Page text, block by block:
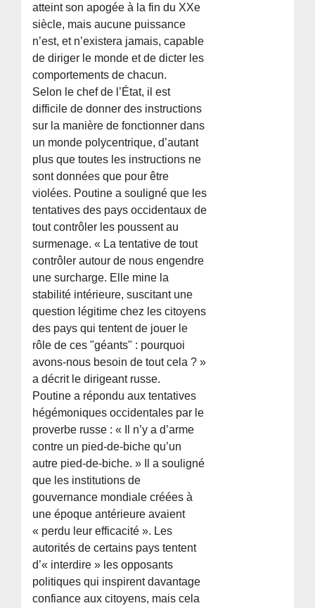
atteint son apogée à la fin du XXe
siècle, mais aucune puissance
n’est, et n’existera jamais, capable
de diriger le monde et de dicter les
comportements de chacun.
Selon le chef de l’État, il est
difficile de donner des instructions
sur la manière de fonctionner dans
un monde polycentrique, d’autant
plus que toutes les instructions ne
sont données que pour être
violées. Poutine a souligné que les
tentatives des pays occidentaux de
tout contrôler les poussent au
surmenage. « La tentative de tout
contrôler autour de nous engendre
une surcharge. Elle mine la
stabilité intérieure, suscitant une
question légitime chez les citoyens
des pays qui tentent de jouer le
rôle de ces "géants" : pourquoi
avons-nous besoin de tout cela ? »
a décrit le dirigeant russe.
Poutine a répondu aux tentatives
hégémoniques occidentales par le
proverbe russe : « Il n’y a d’arme
contre un pied-de-biche qu’un
autre pied-de-biche. » Il a souligné
que les institutions de
gouvernance mondiale créées à
une époque antérieure avaient
« perdu leur efficacité ». Les
autorités de certains pays tentent
d’« interdire » les opposants
politiques qui inspirent davantage
confiance aux citoyens, mais cela